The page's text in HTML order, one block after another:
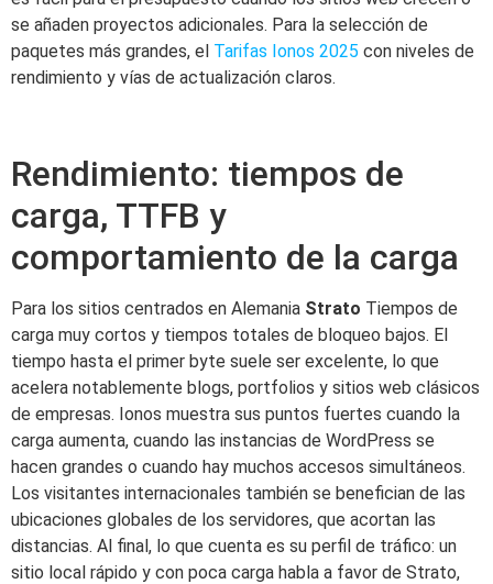
se añaden proyectos adicionales. Para la selección de
paquetes más grandes, el Tarifas Ionos 2025 con niveles de
rendimiento y vías de actualización claros.
Rendimiento: tiempos de
carga, TTFB y
comportamiento de la carga
Para los sitios centrados en Alemania Strato Tiempos de
carga muy cortos y tiempos totales de bloqueo bajos. El
tiempo hasta el primer byte suele ser excelente, lo que
acelera notablemente blogs, portfolios y sitios web clásicos
de empresas. Ionos muestra sus puntos fuertes cuando la
carga aumenta, cuando las instancias de WordPress se
hacen grandes o cuando hay muchos accesos simultáneos.
Los visitantes internacionales también se benefician de las
ubicaciones globales de los servidores, que acortan las
distancias. Al final, lo que cuenta es su perfil de tráfico: un
sitio local rápido y con poca carga habla a favor de Strato,